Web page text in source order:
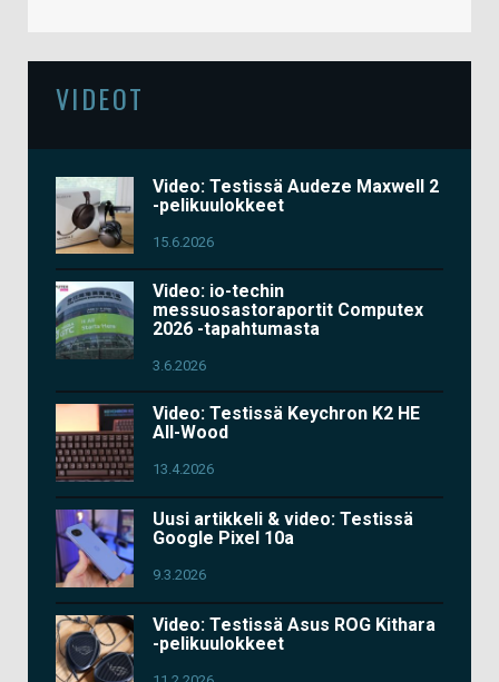
VIDEOT
Video: Testissä Audeze Maxwell 2
-pelikuulokkeet
15.6.2026
Video: io-techin
messuosastoraportit Computex
2026 -tapahtumasta
3.6.2026
Video: Testissä Keychron K2 HE
All-Wood
13.4.2026
Uusi artikkeli & video: Testissä
Google Pixel 10a
9.3.2026
Video: Testissä Asus ROG Kithara
-pelikuulokkeet